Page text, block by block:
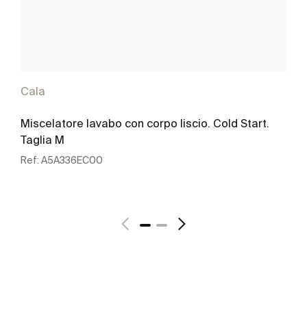
Cala
Miscelatore lavabo con corpo liscio. Cold Start.
Taglia M
Ref: A5A336EC00